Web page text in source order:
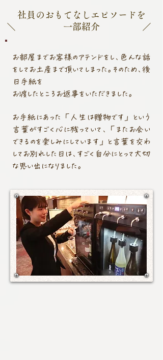
／
社員のおもてなしエピソードを
一部紹介
＼
お部屋までお客様のアテンドをし、色んな話
をしてお土産まで頂いてしまった。そのため、後
日手紙を
お渡したところお返事をいただきました。
お手紙にあった「人生は贈物です」という
言葉がすごく心に残っていて、「またお会い
できるのを楽しみにしています」と言葉を交わ
してお別れした日は、すごく自分にとって大切
な思い出になりました。